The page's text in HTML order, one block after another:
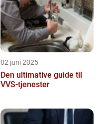
02 juni 2025
Den ultimative guide til
VVS-tjenester